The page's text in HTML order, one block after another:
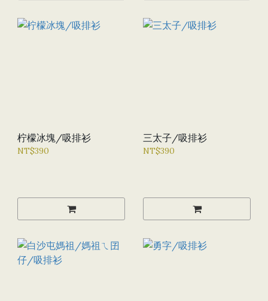
柠檬冰塊/吸排衫
NT$390
三太子/吸排衫
NT$390